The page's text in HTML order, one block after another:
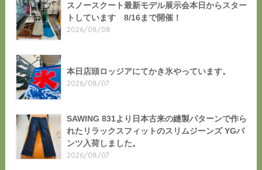
スノースクート最新モデル展示会本日からスター
トしています 8/16まで開催！
2026/08/08
本日店頭ロッジアにてかき氷やっています。
2026/08/07
SAWING 831より日本古来の縫製パターンで作ら
れたリラックスフィットのスリムジーンズ YGパ
ンツ入荷しました。
2026/08/07